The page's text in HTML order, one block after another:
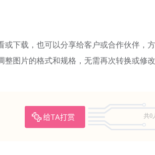
下载，也可以分享给客户或合作伙伴，
图片的格式和规格，无需再次转换或修改
给TA打赏 共0